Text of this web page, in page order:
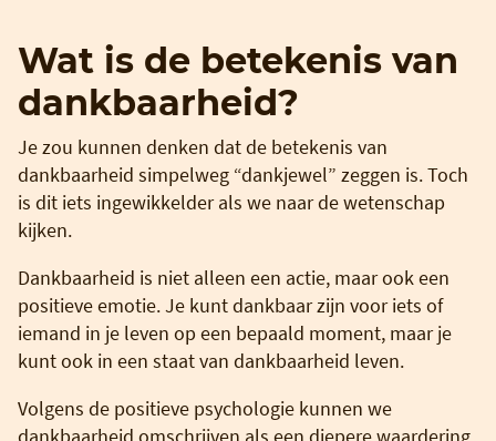
Wat is de betekenis van
dankbaarheid?
Je zou kunnen denken dat de betekenis van
dankbaarheid simpelweg “dankjewel” zeggen is. Toch
is dit iets ingewikkelder als we naar de wetenschap
kijken.
Dankbaarheid is niet alleen een actie, maar ook een
positieve emotie. Je kunt dankbaar zijn voor iets of
iemand in je leven op een bepaald moment, maar je
kunt ook in een staat van dankbaarheid leven.
Volgens de positieve psychologie kunnen we